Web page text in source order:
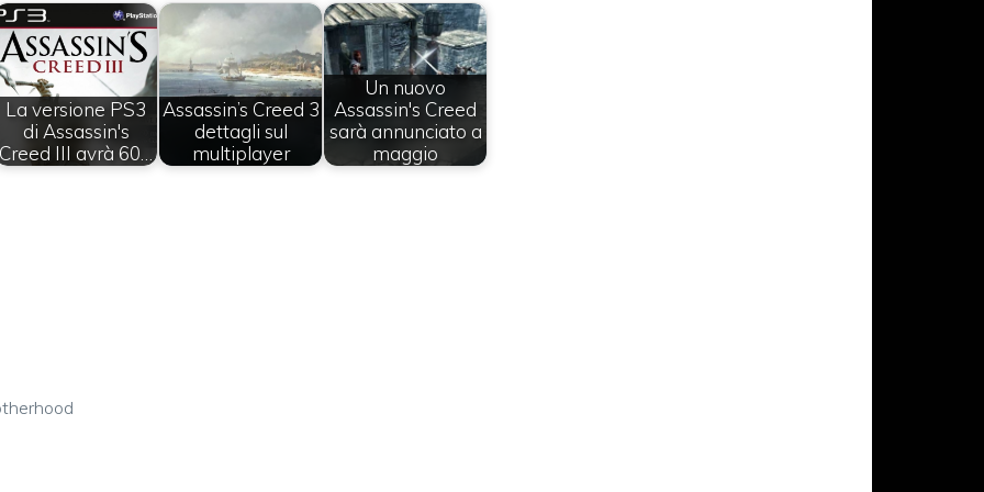
La versione PS3
di Assassin's
Creed III avrà 60…
Assassin’s Creed 3
dettagli sul
multiplayer
Un nuovo
Assassin's Creed
sarà annunciato a
maggio